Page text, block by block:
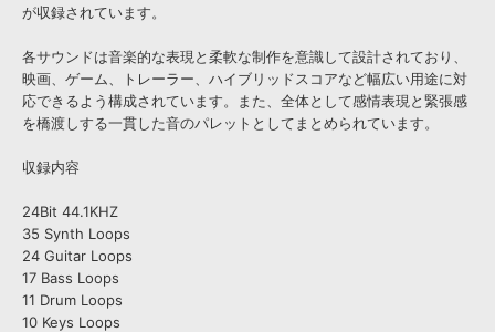
が収録されています。
各サウンドは音楽的な表現と柔軟な制作を意識して設計されており、
映画、ゲーム、トレーラー、ハイブリッドスコアなど幅広い用途に対
応できるよう構成されています。また、全体として感情表現と緊張感
を橋渡しする一貫した音のパレットとしてまとめられています。
収録内容
24Bit 44.1KHZ
35 Synth Loops
24 Guitar Loops
17 Bass Loops
11 Drum Loops
10 Keys Loops